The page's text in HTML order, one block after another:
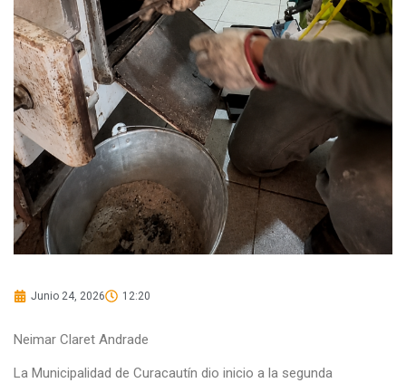
Junio 24, 2026 12:20
Neimar Claret Andrade
La Municipalidad de Curacautín dio inicio a la segunda